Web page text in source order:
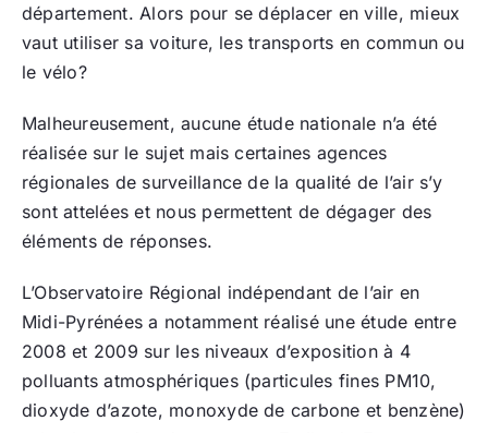
département. Alors pour se déplacer en ville, mieux
vaut utiliser sa voiture, les transports en commun ou
le vélo?
Malheureusement, aucune étude nationale n’a été
réalisée sur le sujet mais certaines agences
régionales de surveillance de la qualité de l’air s’y
sont attelées et nous permettent de dégager des
éléments de réponses.
L’Observatoire Régional indépendant de l’air en
Midi-Pyrénées a notamment réalisé une étude entre
2008 et 2009 sur les niveaux d’exposition à 4
polluants atmosphériques (particules fines PM10,
dioxyde d’azote, monoxyde de carbone et benzène)